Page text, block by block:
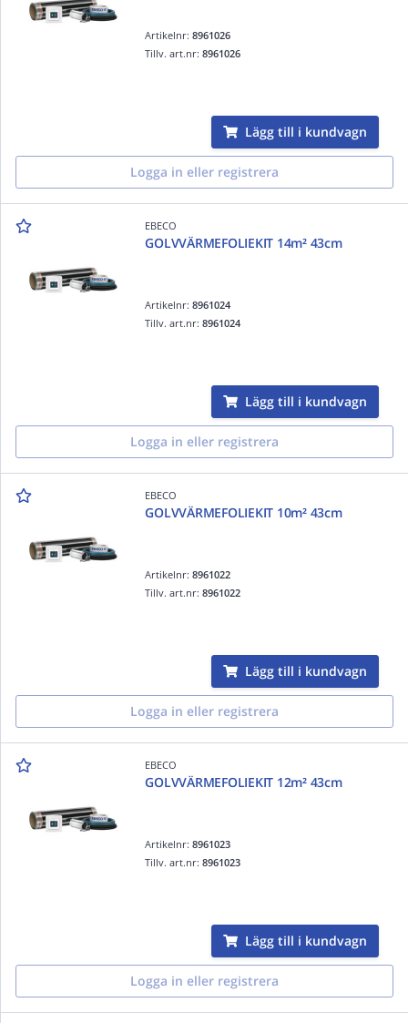
Artikelnr:8961026
Tillv. art.nr:8961026
Lägg till i kundvagn
Logga in eller registrera
EBECO
GOLVVÄRMEFOLIEKIT 14m² 43cm
Artikelnr:8961024
Tillv. art.nr:8961024
Lägg till i kundvagn
Logga in eller registrera
EBECO
GOLVVÄRMEFOLIEKIT 10m² 43cm
Artikelnr:8961022
Tillv. art.nr:8961022
Lägg till i kundvagn
Logga in eller registrera
EBECO
GOLVVÄRMEFOLIEKIT 12m² 43cm
Artikelnr:8961023
Tillv. art.nr:8961023
Lägg till i kundvagn
Logga in eller registrera